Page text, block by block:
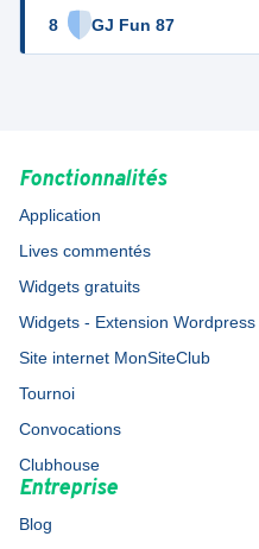
8 GJ Fun 87
Fonctionnalités
Application
Lives commentés
Widgets gratuits
Widgets - Extension Wordpress
Site internet MonSiteClub
Tournoi
Convocations
Clubhouse
Entreprise
Blog